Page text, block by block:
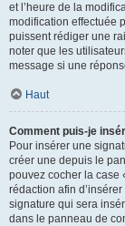
et l’heure de la
modification effectuée
puissent rédiger une
noter que les
message si une
Haut
Comment puis-je
Pour insérer une
créer une depuis le
pouvez cocher la case
rédaction afin
signature qui sera
dans le panneau de